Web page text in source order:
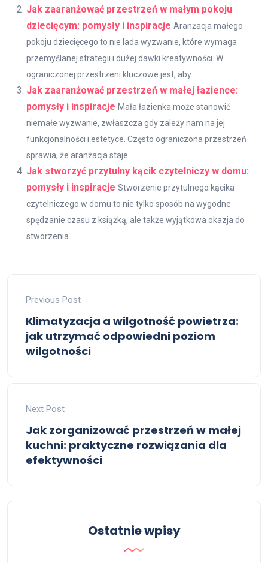
Jak zaaranżować przestrzeń w małym pokoju
dziecięcym: pomysły i inspiracje Aranżacja małego
pokoju dziecięcego to nie lada wyzwanie, które wymaga
przemyślanej strategii i dużej dawki kreatywności. W
ograniczonej przestrzeni kluczowe jest, aby...
Jak zaaranżować przestrzeń w małej łazience:
pomysły i inspiracje Mała łazienka może stanowić
niemałe wyzwanie, zwłaszcza gdy zależy nam na jej
funkcjonalności i estetyce. Często ograniczona przestrzeń
sprawia, że aranżacja staje...
Jak stworzyć przytulny kącik czytelniczy w domu:
pomysły i inspiracje Stworzenie przytulnego kącika
czytelniczego w domu to nie tylko sposób na wygodne
spędzanie czasu z książką, ale także wyjątkowa okazja do
stworzenia...
Previous Post
Klimatyzacja a wilgotność powietrza:
jak utrzymać odpowiedni poziom
wilgotności
Next Post
Jak zorganizować przestrzeń w małej
kuchni: praktyczne rozwiązania dla
efektywności
Ostatnie wpisy